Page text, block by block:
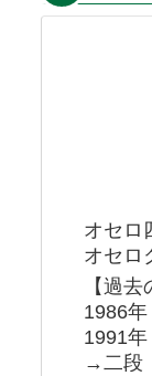
オセロ
オセロ
【過去
1986
1991
→二段